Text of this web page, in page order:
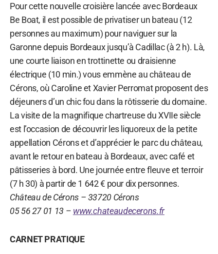
Pour cette nouvelle croisière lancée avec Bordeaux
Be Boat, il est possible de privatiser un bateau (12
personnes au maximum) pour naviguer sur la
Garonne depuis Bordeaux jusqu’à Cadillac (à 2 h). Là,
une courte liaison en trottinette ou draisienne
électrique (10 min.) vous emmène au château de
Cérons, où Caroline et Xavier Perromat proposent des
déjeuners d’un chic fou dans la rôtisserie du domaine.
La visite de la magnifique chartreuse du XVIIe siècle
est l’occasion de découvrir les liquoreux de la petite
appellation Cérons et d’apprécier le parc du château,
avant le retour en bateau à Bordeaux, avec café et
pâtisseries à bord. Une journée entre fleuve et terroir
(7 h 30) à partir de 1 642 € pour dix personnes.
Château de Cérons – 33720 Cérons
05 56 27 01 13 – www.chateaudecerons.fr
CARNET PRATIQUE